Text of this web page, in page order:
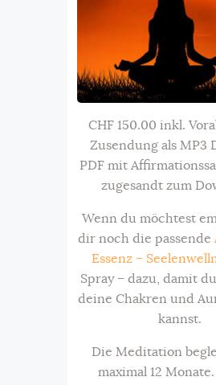
CHF 150.00 inkl.
Zusendung als MP3
PDF mit
zugesandt zum
Wenn du möchtest
dir noch die passende
Essenz –
Spray – dazu, damit
deine Chakren und
kannst.
Die Meditation
maximal 12 Monate.